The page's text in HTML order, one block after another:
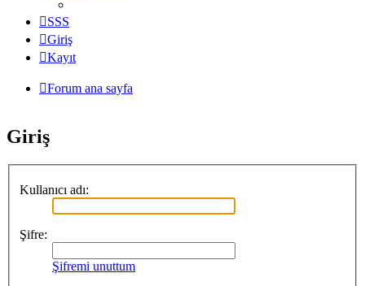
SSS
Giriş
Kayıt
Forum ana sayfa
Giriş
Kullanıcı adı:
Şifre:
Şifremi unuttum